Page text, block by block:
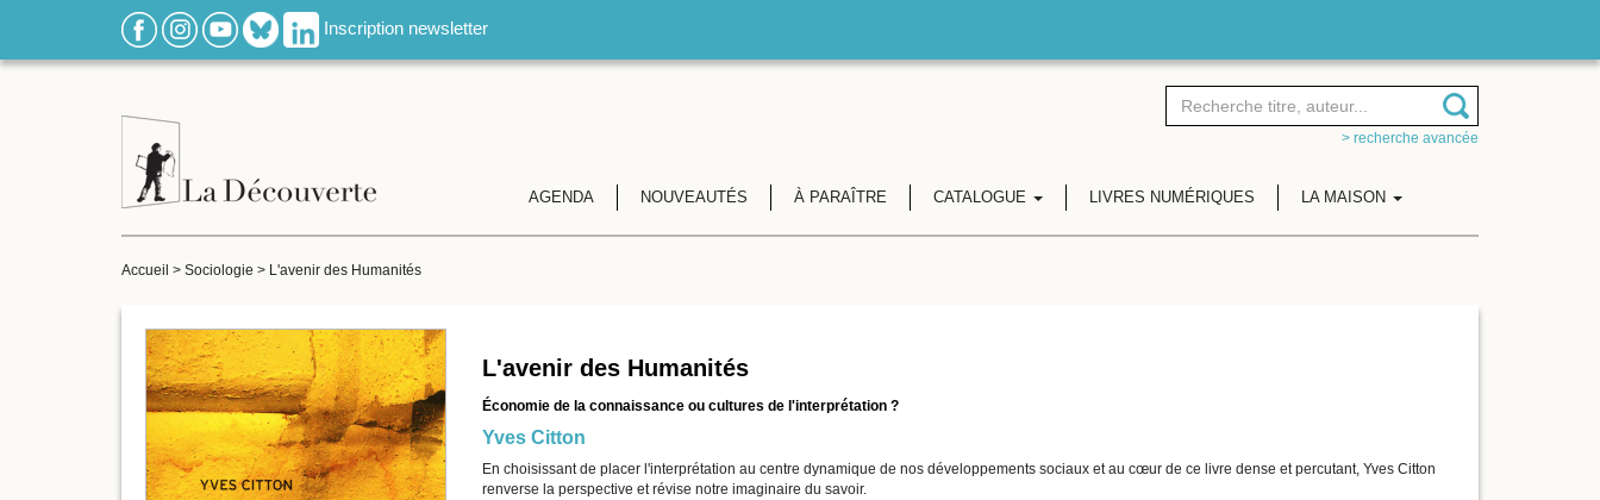
Inscription newsletter
> recherche avancée
AGENDA NOUVEAUTÉS À PARAÎTRE CATALOGUE LIVRES NUMÉRIQUES LA MAISON
Accueil > Sociologie > L'avenir des Humanités
L'avenir des Humanités
Économie de la connaissance ou cultures de l'interprétation ?
Yves Citton
En choisissant de placer l'interprétation au centre dynamique de nos développements sociaux et au cœur de ce livre dense et percutant, Yves Citton
renverse la perspective et révise notre imaginaire du savoir.